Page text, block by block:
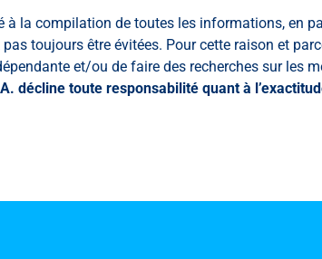
à la compilation de toutes les informations, en
toujours être évitées. Pour cette raison et
et/ou de faire des recherches sur les
décline toute responsabilité quant à